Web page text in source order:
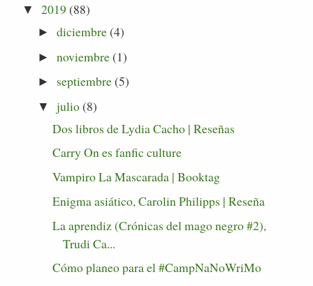
▼ 2019 (88)
► diciembre(4)
► noviembre(1)
► septiembre(5)
▼ julio(8)
Dos libros de Lydia Cacho | Reseñas
Carry On es fanfic culture
Vampiro La Mascarada | Booktag
Enigma asiático, Carolin Philipps | Reseña
La aprendiz (Crónicas del mago negro #2),
Trudi Ca...
Cómo planeo para el #CampNaNoWriMo